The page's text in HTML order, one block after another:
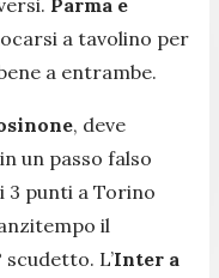
a tavolino per
a entrambe.
, deve
un passo falso
3 punti a Torino
il
L’Inter a